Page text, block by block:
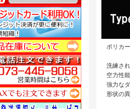
ポリカ
洗練さ
空力性
強力な
形状の